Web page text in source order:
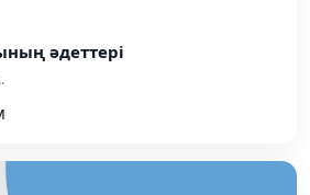
әдеттері